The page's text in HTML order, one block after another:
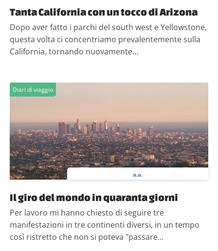
Tanta California con un tocco di Arizona
Dopo aver fatto i parchi del south west e Yellowstone,
questa volta ci concentriamo prevalentemente sulla
California, tornando nuovamente...
Diari di viaggio
a.a.
Il giro del mondo in quaranta giorni
Per lavoro mi hanno chiesto di seguire tre
manifestazioni in tre continenti diversi, in un tempo
così ristretto che non si poteva "passare...